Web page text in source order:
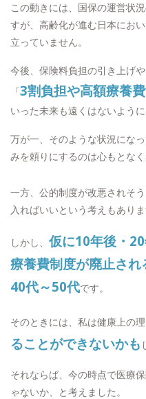
この動きには、国保の運営状
すが、高齢化が進む日本にお
立っていません。
今後、保険料負担の引き上げ
「3割負担や高額療養
いった未来も遠くはないように
万が一、そのような状況にな
みを頼りにするのは心もとなく
一方、公的制度が改悪されそ
入ればいいという考えもありま
しかし、 仮に10年後・
療養費制度が廃止さ
40代～50代です。
そのときには、私は健康上の理
ることができないかも
それならば、今の時点で医療
ゃないか、と考えました。